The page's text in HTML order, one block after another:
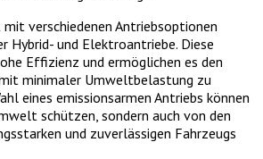
verschiedenen Antriebsoptionen
Hybrid- und Elektroantriebe. Diese
Effizienz und ermöglichen es den
minimaler Umweltbelastung zu
eines emissionsarmen Antriebs können
schützen, sondern auch von den
und zuverlässigen Fahrzeugs